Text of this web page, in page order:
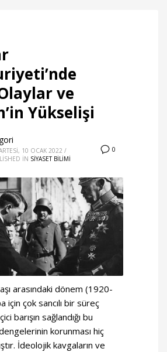
ve
Yükselişi
0
10 OCAK 2022 /
IN SİYASET BİLİMİ
arasındaki dönem (1920-
için çok sancılı bir süreç
barışın sağlandığı bu
korunması hiç
İdeolojik kavgaların ve